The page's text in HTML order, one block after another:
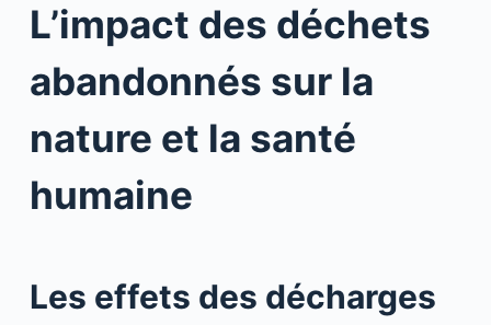
L’impact des déchets
abandonnés sur la
nature et la santé
humaine
Les effets des décharges